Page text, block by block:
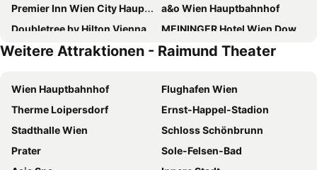
Premier Inn Wien City Hauptbahnhof
a&o Wien Hauptbahnhof
Doubletree by Hilton Vienna Schonbrunn
MEININGER Hotel Wien Downtown Franz
PLAZA INN Amedia Vienna
Hilton Vienna Waterfront
Hotel Zeitgeist Vienna Hauptbahnhof
Ibercity Wien Schonbrunn
MAXX by Steigenberger Vienna
ARCOTEL Wimberger Wien
Prizeotel Vienna-city
ibis Wien Hauptbahnhof
Jaz In The City Vienna
JUFA Hotel Wien City
Weitere Attraktionen - Raimund Theater
Wien Hauptbahnhof
Flughafen Wien
Therme Loipersdorf
Ernst-Happel-Stadion
Stadthalle Wien
Schloss Schönbrunn
Prater
Sole-Felsen-Bad